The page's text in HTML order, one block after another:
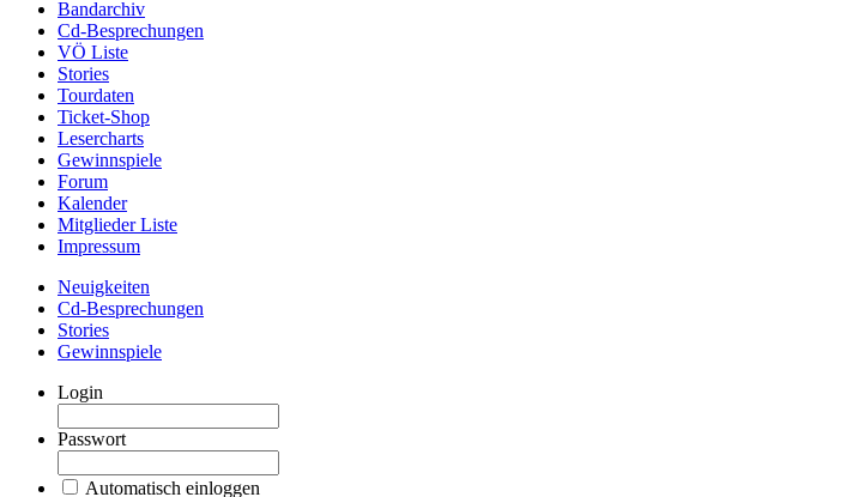
Bandarchiv
Cd-Besprechungen
VÖ Liste
Stories
Tourdaten
Ticket-Shop
Lesercharts
Gewinnspiele
Forum
Kalender
Mitglieder Liste
Impressum
Neuigkeiten
Cd-Besprechungen
Stories
Gewinnspiele
Login
Passwort
Automatisch einloggen